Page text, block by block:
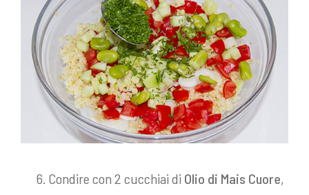
Condire con 2 cucchiai di Olio di Mais Cuore,